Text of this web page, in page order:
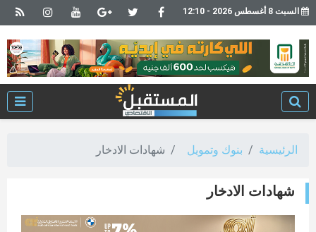
السبت 8 أغسطس 2026 - 12:10
الرئيسية بنوك وتمويل شهادات الادخار
شهادات الادخار